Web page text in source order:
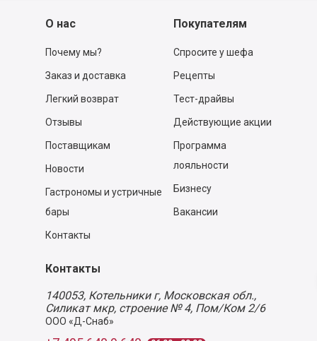
О нас
Почему мы?
Заказ и доставка
Легкий возврат
Отзывы
Поставщикам
Новости
Гастрономы и устричные
бары
Контакты
Покупателям
Спросите у шефа
Рецепты
Тест-драйвы
Действующие акции
Программа
лояльности
Бизнесу
Вакансии
Контакты
140053, Котельники г, Московская обл.,
Силикат мкр, строение № 4, Пом/Ком 2/6
ООО «Д-Снаб»